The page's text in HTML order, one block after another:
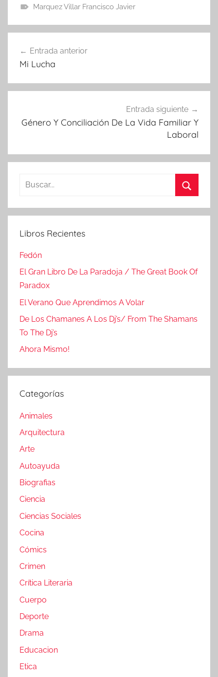
Marquez Villar Francisco Javier
de
Entrada anterior
Mi Lucha
Entrada siguiente
Género Y Conciliación De La Vida Familiar Y
Laboral
Buscar:
Libros Recientes
Fedón
El Gran Libro De La Paradoja / The Great Book Of
Paradox
El Verano Que Aprendimos A Volar
De Los Chamanes A Los Dj’s/ From The Shamans
To The Dj’s
Ahora Mismo!
Categorías
Animales
Arquitectura
Arte
Autoayuda
Biografias
Ciencia
Ciencias Sociales
Cocina
Cómics
Crimen
Crítica Literaria
Cuerpo
Deporte
Drama
Educacion
Etica